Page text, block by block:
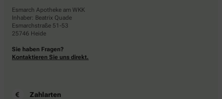
Esmarch Apotheke am WKK
Inhaber: Beatrix Quade
Esmarchstraße 51-53
25746 Heide
Sie haben Fragen?
Kontaktieren Sie uns direkt.
Zahlarten